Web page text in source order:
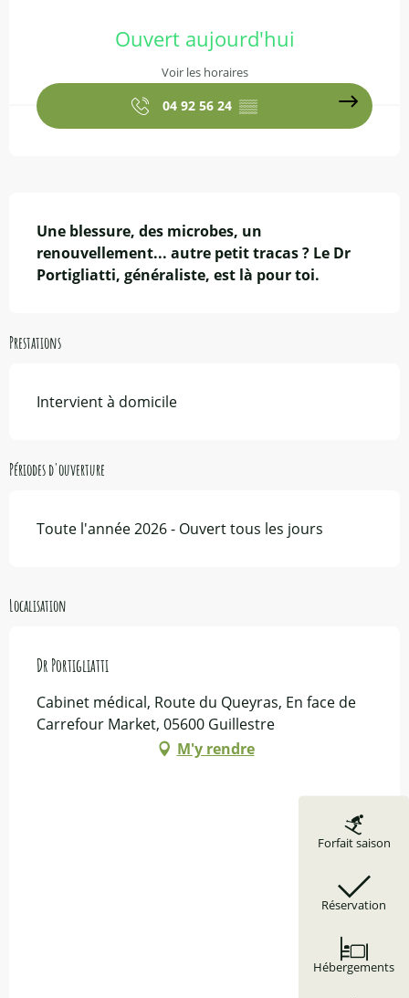
Forfait saison
Réservation
Hébergements
Ouvert aujourd'hui
Voir les horaires
04 92 56 24 ▒▒
Une blessure, des microbes, un
renouvellement... autre petit tracas ? Le Dr
Portigliatti, généraliste, est là pour toi.
Prestations
Intervient à domicile
Périodes d'ouverture
Toute l'année 2026 - Ouvert tous les jours
Localisation
Dr Portigliatti
Cabinet médical, Route du Queyras, En face de
Carrefour Market, 05600 Guillestre
M'y rendre